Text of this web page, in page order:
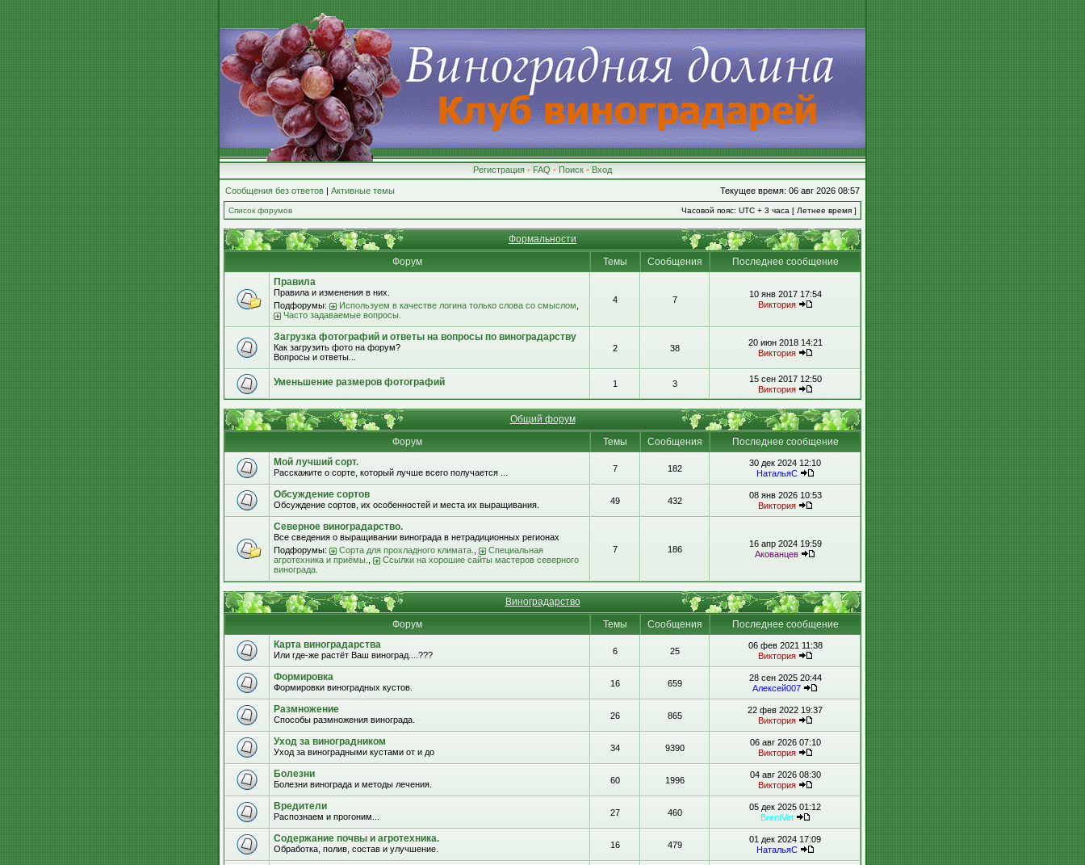
Регистрация • FAQ • Поиск • Вход
Сообщения без ответов | Активные темы Текущее время: 06 авг 2026 08:57
Список форумов Часовой пояс: UTC + 3 часа [ Летнее время ]
Формальности
Форум
Темы Сообщения
Последнее сообщение
Правила
Правила и изменения в них.
Подфорумы:
Используем в качестве логина только слова со смыслом
Часто задаваемые вопросы.
4 7
10 янв 2017 17:54
Виктория
Загрузка фотографий и ответы на вопросы по виноградарству
Как загрузить фото на форум?
Вопросы и ответы...
2 38
20 июн 2018 14:21
Виктория
Уменьшение размеров фотографий 1 3
15 сен 2017 12:50
Виктория
Общий форум
Форум
Темы Сообщения
Последнее сообщение
Мой лучший сорт.
Расскажите о сорте, который лучше всего получается ... 7 182
30 дек 2024 12:10
НатальяС
Обсуждение сортов
Обсуждение сортов, их особенностей и места их выращивания. 49 432
08 янв 2026 10:53
Виктория
Северное виноградарство.
Все сведения о выращивании винограда в нетрадиционных регионах
Подфорумы:
Сорта для прохладного климата.
Специальная
агротехника и приёмы.
Ссылки на хорошие сайты мастеров северного
винограда.
7 186
16 апр 2024 19:59
Акованцев
Виноградарство
Форум
Темы Сообщения
Последнее сообщение
Карта виноградарства
Или где-же растёт Ваш виноград....??? 6 25
06 фев 2021 11:38
Виктория
Формировка
Формировки виноградных кустов. 16 659
28 сен 2025 20:44
Алексей007
Размножение
Способы размножения винограда. 26 865
22 фев 2022 19:37
Виктория
Уход за виноградником
Уход за виноградными кустами от и до 34 9390
06 авг 2026 07:10
Виктория
Болезни
Болезни винограда и методы лечения. 60 1996
04 авг 2026 08:30
Виктория
Вредители
Распознаем и прогоним... 27 460
05 дек 2025 01:12
BrentVet
Содержание почвы и агротехника.
Обработка, полив, состав и улучшение. 16 479
01 дек 2024 17:09
НатальяС